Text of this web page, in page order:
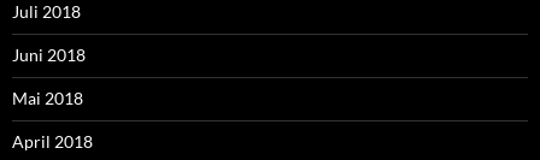
Juli 2018
Juni 2018
Mai 2018
April 2018